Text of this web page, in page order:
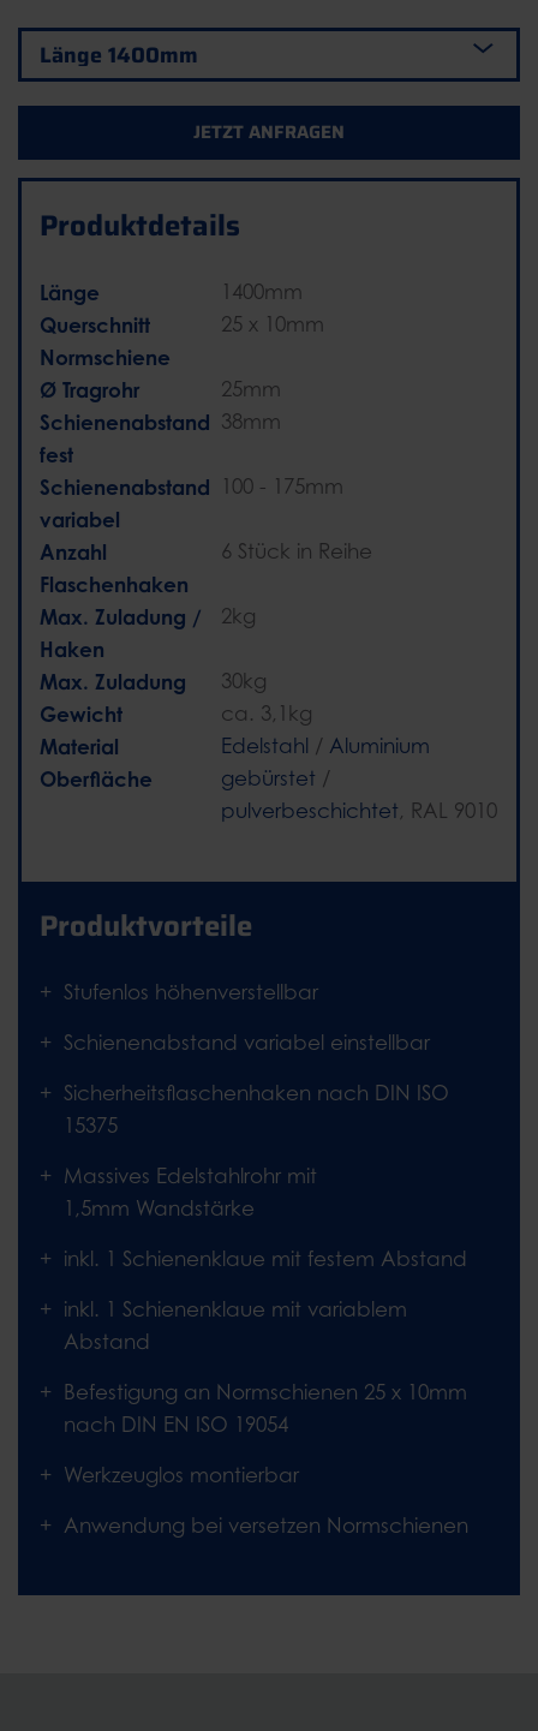
JETZT ANFRAGEN
Produktdetails
Länge 1400mm
Querschnitt
Normschiene
25 x 10mm
Ø Tragrohr 25mm
Schienenabstand
fest
38mm
Schienenabstand
variabel
100 - 175mm
Anzahl
Flaschenhaken
6 Stück in Reihe
Max. Zuladung /
Haken
2kg
Max. Zuladung 30kg
Gewicht ca. 3,1kg
Material Edelstahl / Aluminium
Oberfläche gebürstet /
pulverbeschichtet, RAL 9010
Produktvorteile
Stufenlos höhenverstellbar
Schienenabstand variabel einstellbar
Sicherheitsflaschenhaken nach DIN ISO
15375
Massives Edelstahlrohr mit
1,5mm Wandstärke
inkl. 1 Schienenklaue mit festem Abstand
inkl. 1 Schienenklaue mit variablem
Abstand
Befestigung an Normschienen 25 x 10mm
nach DIN EN ISO 19054
Werkzeuglos montierbar
Anwendung bei versetzen Normschienen